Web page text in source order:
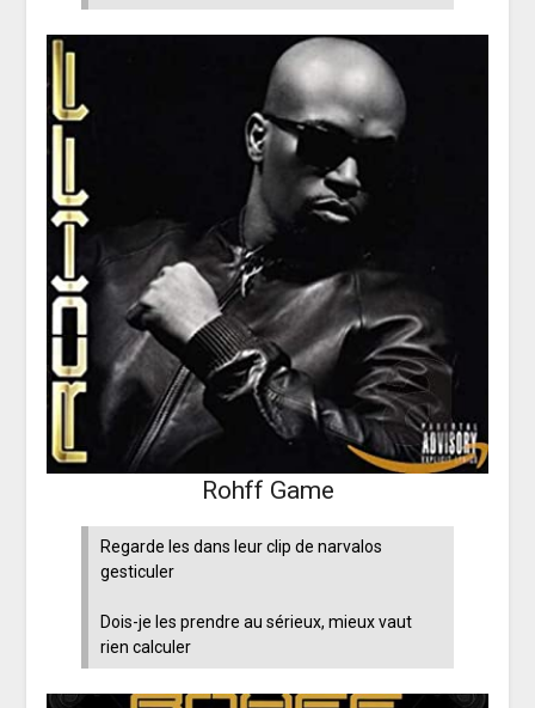
Rohff Game
Regarde les dans leur clip de narvalos
gesticuler
Dois-je les prendre au sérieux, mieux vaut
rien calculer